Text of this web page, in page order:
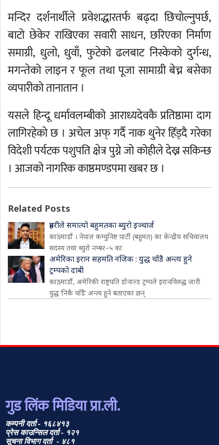
मन्दिर दर्शनार्थीले प्रवेशद्धारतर्फ बढ्दा छिचोल्नुपर्छ,
बाटो छेकेर राखिएका सवारी साधन, छरिएका निर्माण
समाग्री, धुलो, धुवाँ, फुटेको ढलबाट निस्केको दुर्गन्ध,
मगन्तेको लाइन र फूल तथा पूजा सामाग्री बेच्न बसेका
व्यपारीको तानातान ।
यसले हिन्दू धर्मावलम्बीको आराध्यदेवकै प्रतिष्ठामा दाग
लागिरहेको छ । अचेल अफ् गर्दै नाक थुनेर हिँड्दै गरेका
विदेशी पर्यटक पशुपति क्षेत्र पुग्ने जो कोहीले देख्न सकिन्छ
। आजको नागरिक काष्ठमण्डपमा खबर छ ।
Related Posts
प्रहरीले समात्यो बहुमतका ब्युरो इञ्चार्ज
काठमाडौं । नेपाल कम्युनिष्ट पार्टी (बहुमत) का केन्द्रीय सचिवालय
सदस्य तथा ब्युरो नम्बर–५ का
अमेरिका इरान सहमति नजिक : युद्ध चाँडै अन्त्य हुने
ट्रम्पको दाबी
काठमाडौं, अमेरिकी राष्ट्रपति डोनाल्ड ट्रम्पले इरानविरुद्ध जारी
युद्ध ‘निकै चाँडै’ अन्त्य हुने बताएका छन्
गुड लिंक मिडिया प्रा.ली.
कम्पनी दर्ता - १६८४१३
प्रेस काउन्सिल दर्ता - १२१
सूचना विभाग दर्ता - ४८१